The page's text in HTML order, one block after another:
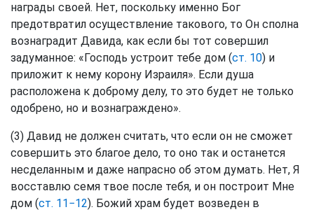
награды своей. Нет, поскольку именно Бог
предотвратил осуществление такового, то Он сполна
вознаградит Давида, как если бы тот совершил
задуманное: «Господь устроит тебе дом (ст. 10) и
приложит к нему корону Израиля». Если душа
расположена к доброму делу, то это будет не только
одобрено, но и вознаграждено».
(3) Давид не должен считать, что если он не сможет
совершить это благое дело, то оно так и останется
несделанным и даже напрасно об этом думать. Нет, Я
восставлю семя твое после тебя, и он построит Мне
дом (ст. 11−12). Божий храм будет возведен в